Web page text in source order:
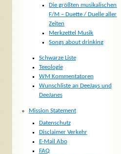
Die größten musikalischen
F/M – Duette / Duelle aller
Zeiten
Merkzettel Musik
Songs about drinking
Schwarze Liste
Teeologie
WM Kommentatoren
Wunschliste an DeeJays und
DeeJanes
Mission Statement
Datenschutz
Disclaimer Verkehr
E-Mail Abo
FAQ